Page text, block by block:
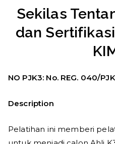
Sekilas
dan
NO PJK3: No. REG. 040/
Description
Pelatihan ini memberi